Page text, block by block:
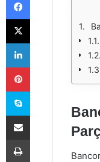
X
LinkedIn
Pinterest
Skype
E-Posta ile paylaş